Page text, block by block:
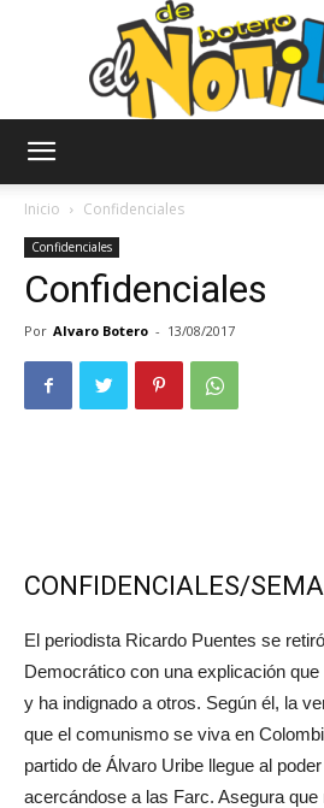
Inicio Confidenciales
Confidenciales
Confidenciales
Por Alvaro Botero - 13/08/2017
CONFIDENCIALES/
El periodista Ricardo Puentes se
Democrático con una explicación
y ha indignado a otros. Según él, la
que el comunismo se viva en
partido de Álvaro Uribe llegue al
acercándose a las Farc. Asegura